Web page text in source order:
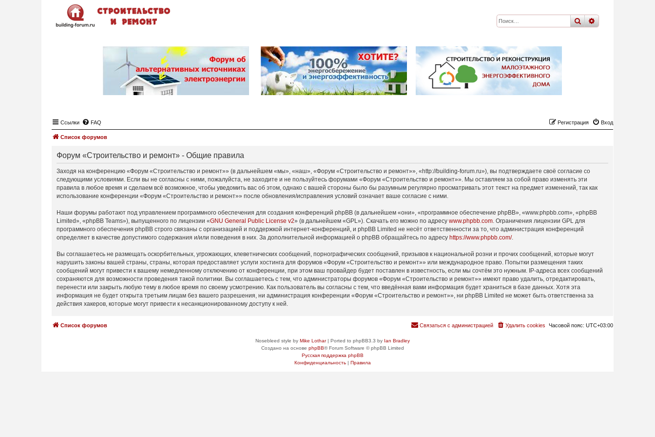
поискрасширенный
Ссылки FAQ Вход
Регистрация
Список форумов
Форум «Строительство и ремонт» - Общие правила
Заходя на конференцию «Форум «Строительство и ремонт»» (в дальнейшем «мы», «наш», «Форум «Строительство и ремонт»», «http://building-forum.ru»), вы подтверждаете своё согласие со
следующими условиями. Если вы не согласны с ними, пожалуйста, не заходите и не пользуйтесь форумами «Форум «Строительство и ремонт»». Мы оставляем за собой право изменять эти
правила в любое время и сделаем всё возможное, чтобы уведомить вас об этом, однако с вашей стороны было бы разумным регулярно просматривать этот текст на предмет изменений, так как
использование конференции «Форум «Строительство и ремонт»» после обновления/исправления условий означает ваше согласие с ними.
Наши форумы работают под управлением программного обеспечения для создания конференций phpBB (в дальнейшем «они», «программное обеспечение phpBB», «www.phpbb.com», «phpBB
Limited», «phpBB Teams»), выпущенного по лицензии «GNU General Public License v2» (в дальнейшем «GPL»). Скачать его можно по адресу www.phpbb.com. Ограничения лицензии GPL для
программного обеспечения phpBB строго связаны с организацией и поддержкой интернет-конференций, и phpBB Limited не несёт ответственности за то, что администрация конференций
определяет в качестве допустимого содержания и/или поведения в них. За дополнительной информацией о phpBB обращайтесь по адресу https://www.phpbb.com/.
Вы соглашаетесь не размещать оскорбительных, угрожающих, клеветнических сообщений, порнографических сообщений, призывов к национальной розни и прочих сообщений, которые могут
нарушить законы вашей страны, страны, которая предоставляет услуги хостинга для форумов «Форум «Строительство и ремонт»» или международное право. Попытки размещения таких
сообщений могут привести к вашему немедленному отключению от конференции, при этом ваш провайдер будет поставлен в известность, если мы сочтём это нужным. IP-адреса всех сообщений
сохраняются для возможности проведения такой политики. Вы соглашаетесь с тем, что администраторы форумов «Форум «Строительство и ремонт»» имеют право удалить, отредактировать,
перенести или закрыть любую тему в любое время по своему усмотрению. Как пользователь вы согласны с тем, что введённая вами информация будет храниться в базе данных. Хотя эта
информация не будет открыта третьим лицам без вашего разрешения, ни администрация конференции «Форум «Строительство и ремонт»», ни phpBB Limited не может быть ответственна за
действия хакеров, которые могут привести к несанкционированному доступу к ней.
Список форумов Часовой пояс: UTC+03:00
Удалить cookies
Связаться с администрацией
Nosebleed style by Mike Lothar| Ported to phpBB3.3 by Ian Bradley
Создано на основе phpBB® Forum Software © phpBB Limited
Русская поддержка phpBB
Конфиденциальность| Правила